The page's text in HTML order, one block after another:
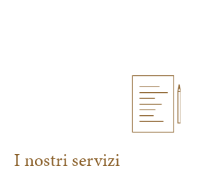
I nostri servizi